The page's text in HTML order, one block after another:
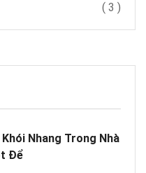
( 3 )
Nhang Trong Nhà
Để